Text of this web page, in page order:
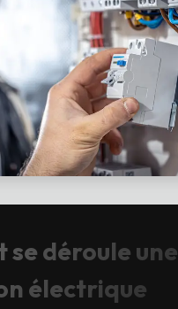
se déroule une
électrique